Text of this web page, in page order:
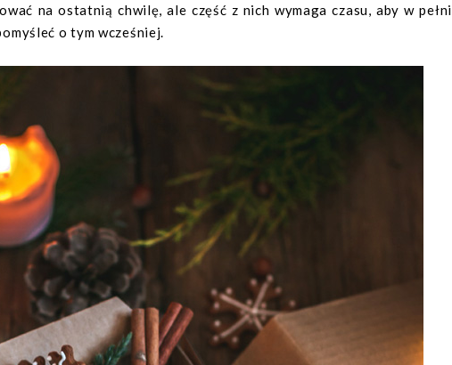
na ostatnią chwilę, ale część z nich wymaga czasu, aby w pełni
o tym wcześniej.